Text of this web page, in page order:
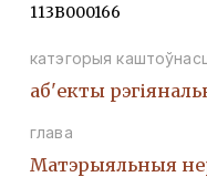
113В000166
катэгорыя
аб'екты
глава
Матэрыяльныя